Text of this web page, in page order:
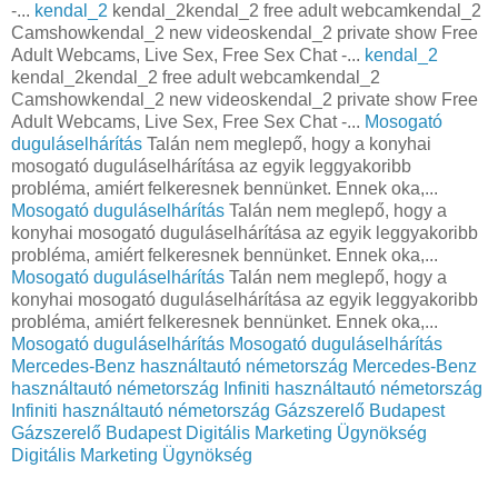
-... kendal_2 kendal_2kendal_2 free adult webcamkendal_2
Camshowkendal_2 new videoskendal_2 private show Free
Adult Webcams, Live Sex, Free Sex Chat -... kendal_2
kendal_2kendal_2 free adult webcamkendal_2
Camshowkendal_2 new videoskendal_2 private show Free
Adult Webcams, Live Sex, Free Sex Chat -... Mosogató
duguláselhárítás Talán nem meglepő, hogy a konyhai
mosogató duguláselhárítása az egyik leggyakoribb
probléma, amiért felkeresnek bennünket. Ennek oka,...
Mosogató duguláselhárítás Talán nem meglepő, hogy a
konyhai mosogató duguláselhárítása az egyik leggyakoribb
probléma, amiért felkeresnek bennünket. Ennek oka,...
Mosogató duguláselhárítás Talán nem meglepő, hogy a
konyhai mosogató duguláselhárítása az egyik leggyakoribb
probléma, amiért felkeresnek bennünket. Ennek oka,...
Mosogató duguláselhárítás Mosogató duguláselhárítás
Mercedes-Benz használtautó németország Mercedes-Benz
használtautó németország Infiniti használtautó németország
Infiniti használtautó németország Gázszerelő Budapest
Gázszerelő Budapest Digitális Marketing Ügynökség
Digitális Marketing Ügynökség